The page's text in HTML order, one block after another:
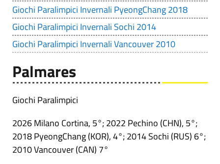
Giochi Paralimpici Invernali PyeongChang 2018
Giochi Paralimpici Invernali Sochi 2014
Giochi Paralimpici Invernali Vancouver 2010
Palmares
Giochi Paralimpici
2026 Milano Cortina, 5°; 2022 Pechino (CHN), 5°;
2018 PyeongChang (KOR), 4°; 2014 Sochi (RUS) 6°;
2010 Vancouver (CAN) 7°